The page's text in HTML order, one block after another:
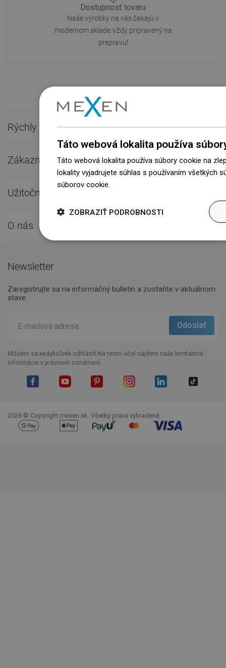
Dostupnosť tovaru
Naše výrobky na vás čakajú v
modernom sklade.Vždy pripravený na
prepravu!
Rýchly kontakt 
Zákaznícky servis 
Užitočné odkazy
O nás 
Newsletter
Zaregistrujte sa na informačný bulletin a zostaňte v aktuálnom
stave.
Môžete sa kedykoľvek odhlásiť.Na tento účel nájdete naše kontaktné
informácie v právnom oznámení.
2026 © Copyright mexen.sk. Všetky práva vyhradené.
Táto webová lokalita používa
Táto webová lokalita používa súbory cookie na
lokality vyjadrujete súhlas s používaním všetkých
súborov cookie.
ZOBRAZIŤ PODROBNOSTI